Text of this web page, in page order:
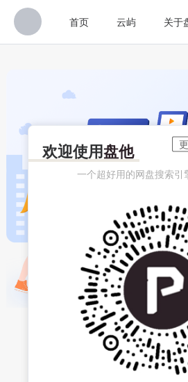
首页 云屿 关于
欢迎使用盘他
一个超好用的网盘搜索引